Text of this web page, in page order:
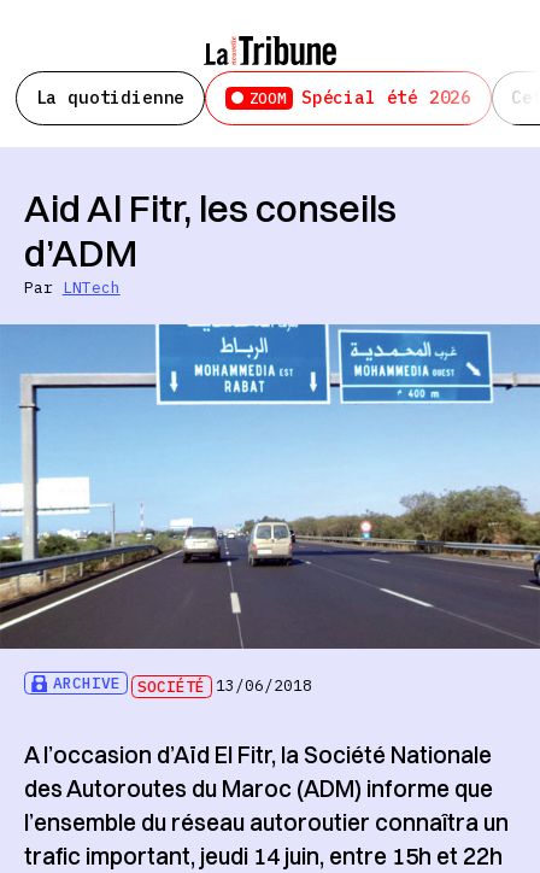
La quotidienne ZOOM Spécial été 2026
ARCHIVE SOCIÉTÉ 13/06/2018
Aid Al Fitr, les conseils
d’ADM
Par LNTech
A l’occasion d’Aïd El Fitr, la Société Nationale
des Autoroutes du Maroc (ADM) informe que
l’ensemble du réseau autoroutier connaîtra un
trafic important, jeudi 14 juin, entre 15h et 22h